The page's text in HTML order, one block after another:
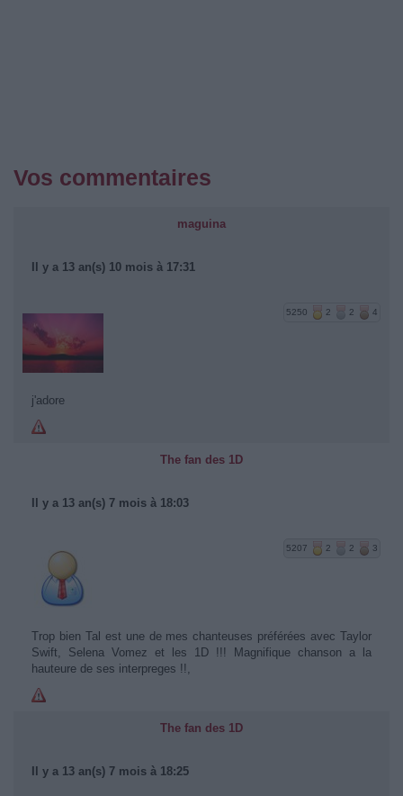
Vos commentaires
maguina
Il y a 13 an(s) 10 mois à 17:31
5250 2 2 4
j'adore
The fan des 1D
Il y a 13 an(s) 7 mois à 18:03
5207 2 2 3
Trop bien Tal est une de mes chanteuses préférées avec Taylor
Swift, Selena Vomez et les 1D !!! Magnifique chanson a la
hauteure de ses interpreges !!,
The fan des 1D
Il y a 13 an(s) 7 mois à 18:25